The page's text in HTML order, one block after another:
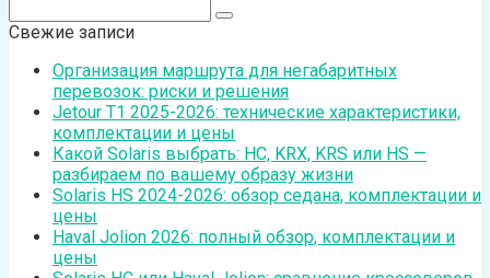
Свежие записи
Организация маршрута для негабаритных
перевозок: риски и решения
Jetour T1 2025-2026: технические характеристики,
комплектации и цены
Какой Solaris выбрать: HC, KRX, KRS или HS —
разбираем по вашему образу жизни
Solaris HS 2024-2026: обзор седана, комплектации и
цены
Haval Jolion 2026: полный обзор, комплектации и
цены